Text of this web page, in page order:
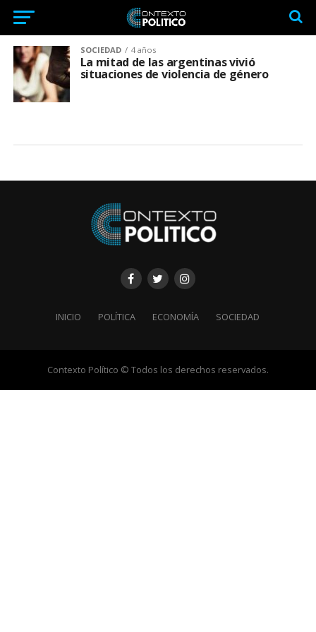
SOCIEDAD 4 años
La mitad de las argentinas vivió
situaciones de violencia de género
INICIO POLÍTICA ECONOMÍA SOCIEDAD
Contexto Político © Todos los derechos reservados.